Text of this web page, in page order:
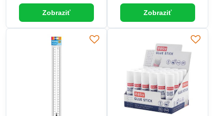
Zobraziť Zobraziť